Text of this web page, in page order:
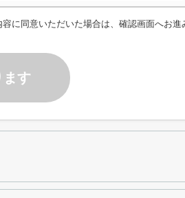
に同意いただいた場合は、確認画面へお進
ます